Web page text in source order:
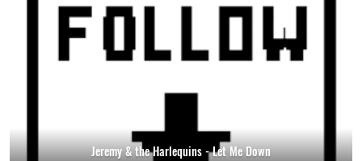
Jeremy & the Harlequins - Let Me Down